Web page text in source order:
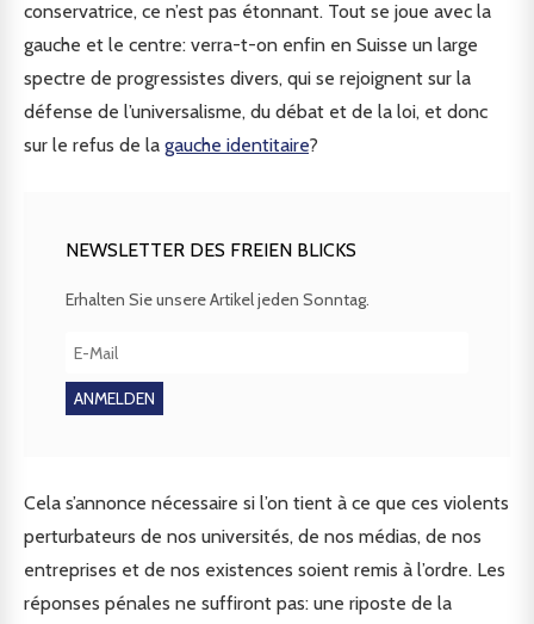
conservatrice, ce n’est pas étonnant. Tout se joue avec la
gauche et le centre: verra-t-on enfin en Suisse un large
spectre de progressistes divers, qui se rejoignent sur la
défense de l’universalisme, du débat et de la loi, et donc
sur le refus de la gauche identitaire?
NEWSLETTER DES FREIEN BLICKS
Erhalten Sie unsere Artikel jeden Sonntag.
Cela s’annonce nécessaire si l’on tient à ce que ces violents
perturbateurs de nos universités, de nos médias, de nos
entreprises et de nos existences soient remis à l’ordre. Les
réponses pénales ne suffiront pas: une riposte de la